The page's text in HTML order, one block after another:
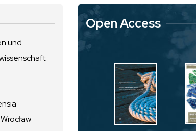
und
Open Access